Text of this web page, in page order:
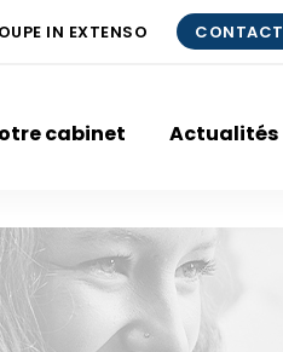
IN EXTENSO CONTACT
cabinet Actualités